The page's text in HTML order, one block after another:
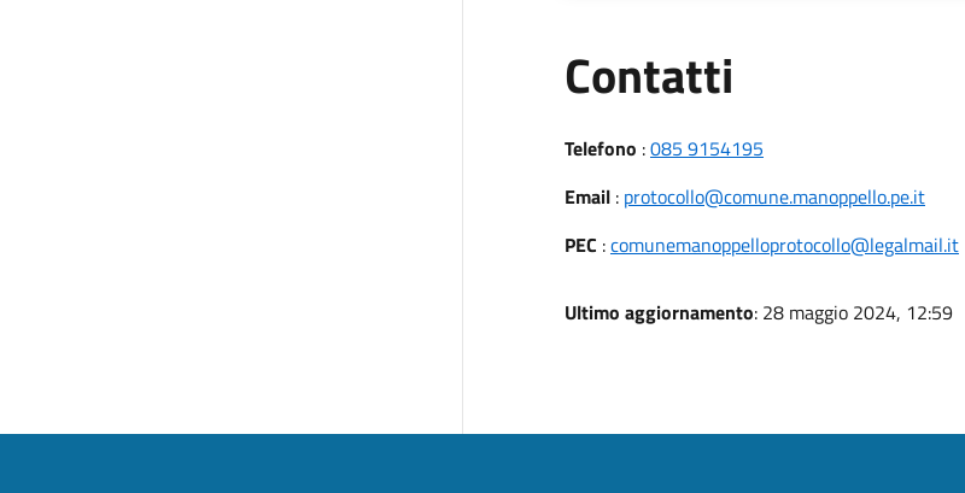
Contatti
Telefono :085 9154195
Email: protocollo@comune.manoppello.pe.it
PEC :comunemanoppelloprotocollo@legalmail.it
Ultimo aggiornamento: 28 maggio 2024, 12:59